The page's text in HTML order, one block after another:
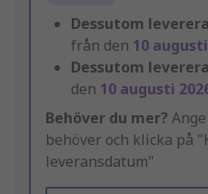
Dessutom
från den 10
Dessutom
den 10 augusti
Behöver du mer?
behöver och klicka på
leveransdatum"